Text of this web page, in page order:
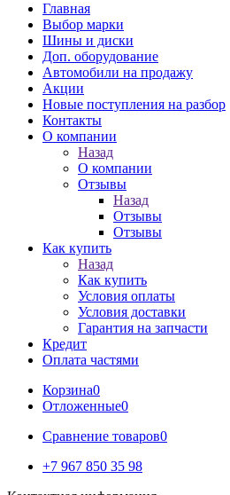
Главная
Выбор марки
Шины и диски
Доп. оборудование
Автомобили на продажу
Акции
Новые поступления на разбор
Контакты
О компании
Назад
О компании
Отзывы
Назад
Отзывы
Отзывы
Как купить
Назад
Как купить
Условия оплаты
Условия доставки
Гарантия на запчасти
Кредит
Оплата частями
Корзина0
Отложенные0
Сравнение товаров0
+7 967 850 35 98